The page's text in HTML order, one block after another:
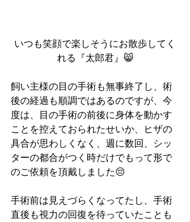
いつも笑顔で楽しそうにお散歩してく
れる『太郎君』😸
飼い主様の目の手術も無事終了し、術
後の経過も順調ではあるのですが、今
度は、目の手術の前後に身体を動かす
ことを控えておられたせいか、ヒザの
具合が思わしくなく、週に数回、シッ
ターの都合がつく時だけでもって形で
のご依頼を頂戴しました😔
手術前は見えづらくなってたし、手術
直後も視力の回復を待っていたことも